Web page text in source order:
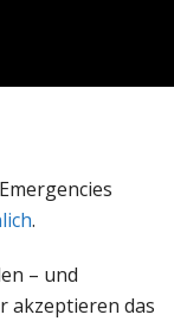
.
– und
akzeptieren das